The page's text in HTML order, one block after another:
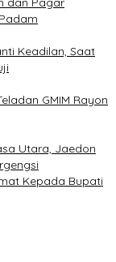
Keadilan, Saat
GMIM Rayon
Utara, Jaedon
Kepada Bupati